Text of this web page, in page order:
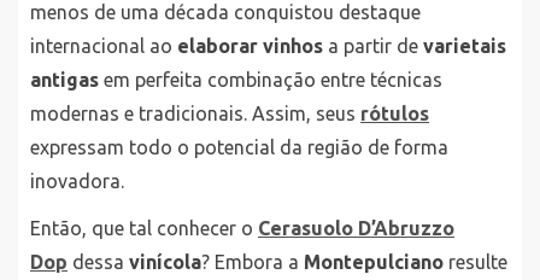
menos de uma década conquistou destaque
internacional ao elaborar vinhos a partir de varietais
antigas em perfeita combinação entre técnicas
modernas e tradicionais. Assim, seus rótulos
expressam todo o potencial da região de forma
inovadora.
Então, que tal conhecer o Cerasuolo D’Abruzzo
Dop dessa vinícola? Embora a Montepulciano resulte